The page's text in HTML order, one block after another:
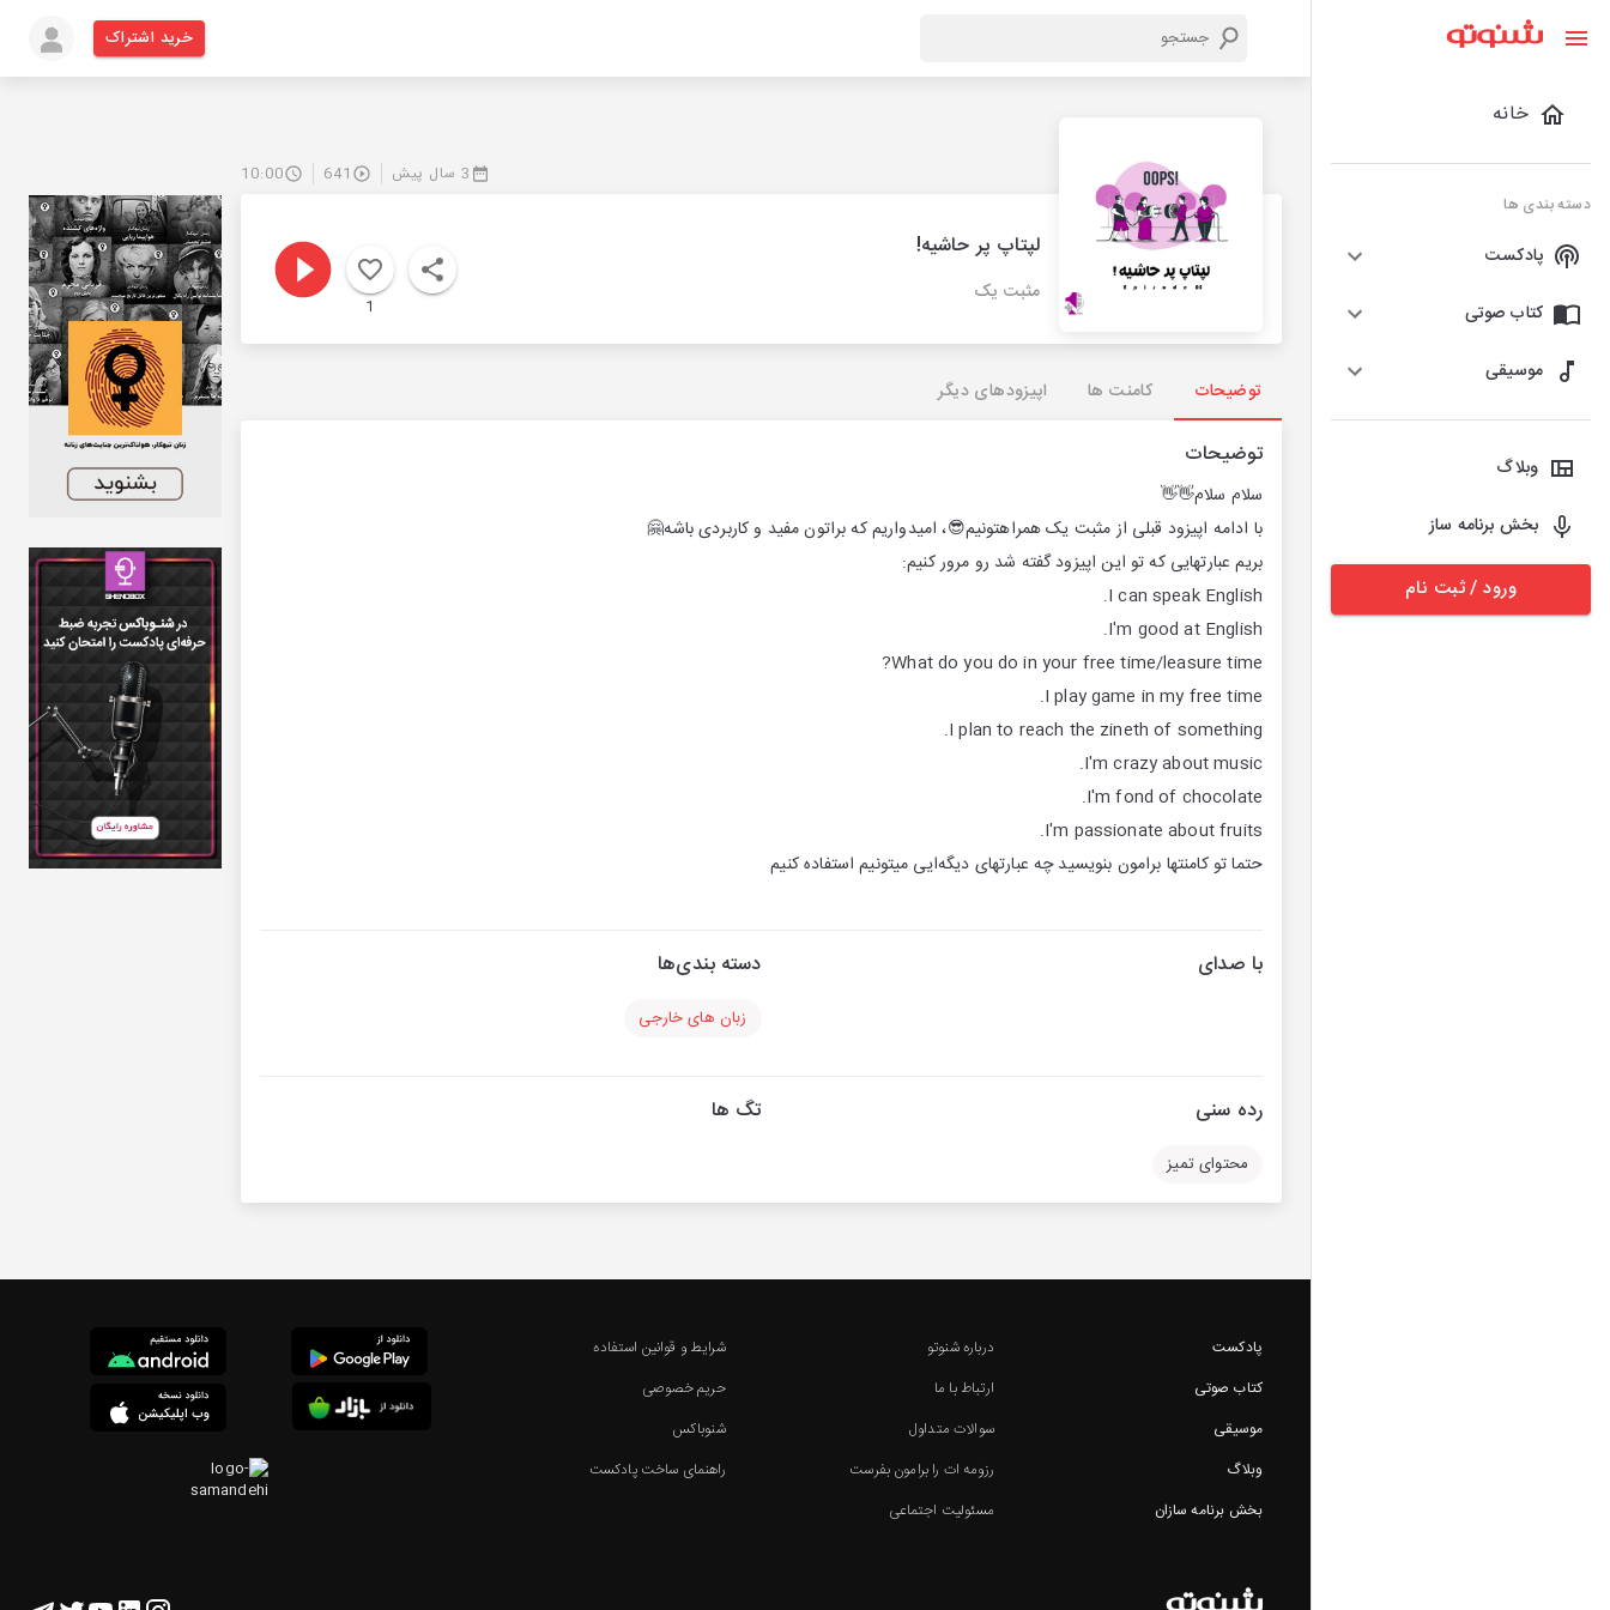
خانه
دسته بندی ها
پادکست
کتاب صوتی
موسیقی
وبلاگ
بخش برنامه ساز
ورود / ثبت نام
خرید اشتراک
3 سال پیش 641
10:00
لپتاپ پر حاشیه!
مثبت یک
1
توضیحات کامنت ها اپیزودهای دیگر
توضیحات
سلام سلام👋👋
با ادامه اپیزود قبلی از مثبت یک همراهتونیم😎، امیدواریم که براتون مفید و کاربردی باشه🤗
بریم عبارتهایی که تو این اپیزود گفته شد رو مرور کنیم:
I can speak English.
I'm good at English.
What do you do in your free time/leasure time?
I play game in my free time.
I plan to reach the zineth of something.
I'm crazy about music.
I'm fond of chocolate.
I'm passionate about fruits.
حتما تو کامنتها برامون بنویسید چه عبارتهای دیگه‌ایی میتونیم استفاده کنیم
با صدای دسته بندی‌ها
زبان های خارجی
رده سنی
محتوای تمیز
تگ ها
پادکست
کتاب صوتی
موسیقی
وبلاگ
بخش برنامه سازان
درباره شنوتو
ارتباط با ما
سوالات متداول
رزومه ات را برامون بفرست
مسئولیت اجتماعی
شرایط و قوانین استفاده
حریم خصوصی
شنوباکس
راهنمای ساخت پادکست